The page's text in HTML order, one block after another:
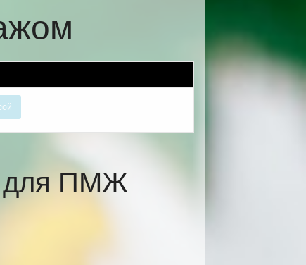
для ПМЖ